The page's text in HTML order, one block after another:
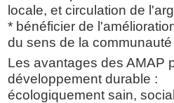
locale, et circulation de
* bénéficier de
du sens de la
Les avantages des AMAP
développement durable :
écologiquement sain,